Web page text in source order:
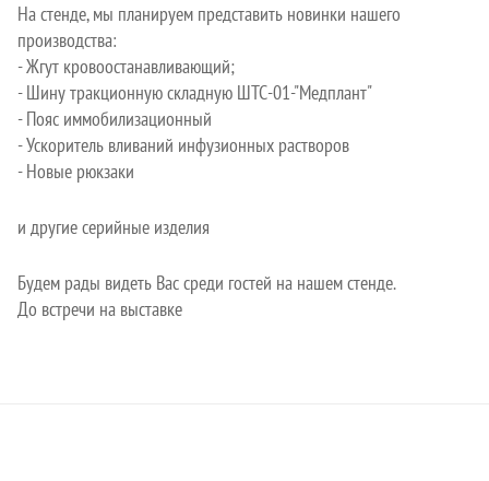
На стенде, мы планируем представить новинки нашего
производства:
- Жгут кровоостанавливающий;
- Шину тракционную складную ШТС-01-"Медплант"
- Пояс иммобилизационный
- Ускоритель вливаний инфузионных растворов
- Новые рюкзаки
и другие серийные изделия
Будем рады видеть Вас среди гостей на нашем стенде.
До встречи на выставке